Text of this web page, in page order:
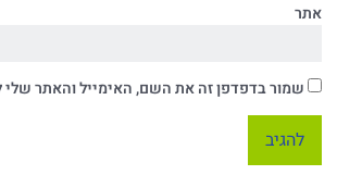
אתר
שמור בדפדפן זה את השם, האימייל והאתר